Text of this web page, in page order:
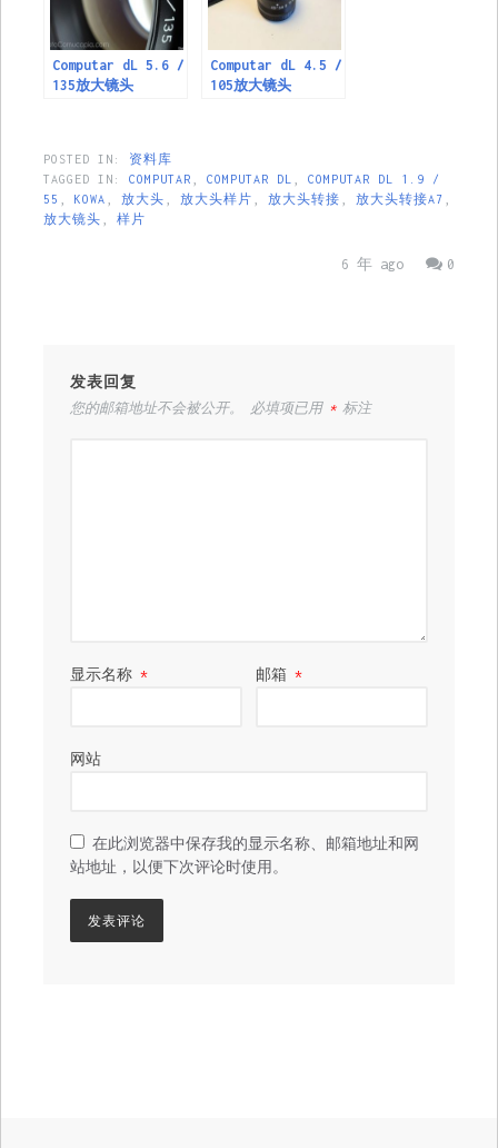
Computar dL 5.6 /
135放大镜头
Computar dL 4.5 /
105放大镜头
POSTED IN: 资料库
TAGGED IN: COMPUTAR COMPUTAR DL
COMPUTAR DL 1.9 /
55
KOWA 放大头 放大头样片 放大头转接 放大头转接A7
放大镜头
样片
0
6 年 ago
发表回复
您的邮箱地址不会被公开。 必填项已用 *标注
显示名称 * 邮箱*
网站
在此浏览器中保存我的显示名称、邮箱地址和网
站地址，以便下次评论时使用。